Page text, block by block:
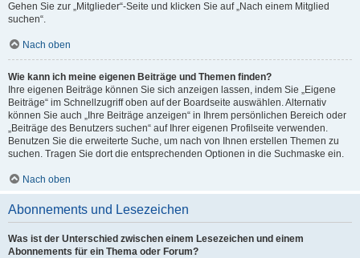
Gehen Sie zur „Mitglieder“-Seite und klicken Sie auf „Nach einem Mitglied
suchen“.
Nach oben
Wie kann ich meine eigenen Beiträge und Themen finden?
Ihre eigenen Beiträge können Sie sich anzeigen lassen, indem Sie „Eigene
Beiträge“ im Schnellzugriff oben auf der Boardseite auswählen. Alternativ
können Sie auch „Ihre Beiträge anzeigen“ in Ihrem persönlichen Bereich oder
„Beiträge des Benutzers suchen“ auf Ihrer eigenen Profilseite verwenden.
Benutzen Sie die erweiterte Suche, um nach von Ihnen erstellen Themen zu
suchen. Tragen Sie dort die entsprechenden Optionen in die Suchmaske ein.
Nach oben
Abonnements und Lesezeichen
Was ist der Unterschied zwischen einem Lesezeichen und einem
Abonnements für ein Thema oder Forum?